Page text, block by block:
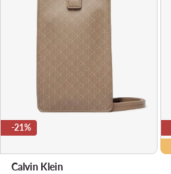
-21%
Calvin Klein